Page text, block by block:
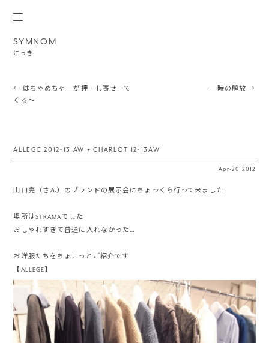
SYMNOM
にっき
Post navigation
← はちゃめちゃーが押ーし寄せーて
くる〜
一時の解放→
ALLEGE 2012-13 AW + CHARLOT 12-13AW
Apr ·20 2012
山口亮（さん）のブランドの展示会にちょっくら行って来ました
場所はSTRAMAでした
おしゃれすぎて普通に入れなかった…
お洋服たちをちょこっとご紹介です
【ALLEGE】